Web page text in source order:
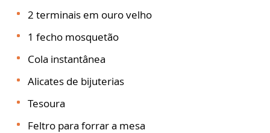
2 terminais em ouro velho
1 fecho mosquetão
Cola instantânea
Alicates de bijuterias
Tesoura
Feltro para forrar a mesa